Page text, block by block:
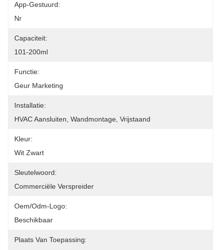
App-Gestuurd:
Nr
Capaciteit:
101-200ml
Functie:
Geur Marketing
Installatie:
HVAC Aansluiten, Wandmontage, Vrijstaand
Kleur:
Wit Zwart
Sleutelwoord:
Commerciële Verspreider
Oem/odm-Logo:
Beschikbaar
Plaats Van Toepassing: